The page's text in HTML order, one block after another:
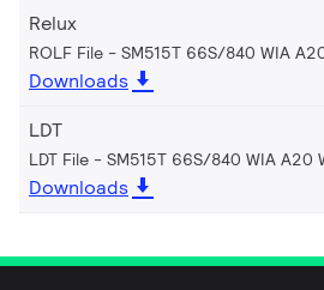
Relux
ROLF File - SM515T 66S/840 WIA
Downloads
LDT
LDT File - SM515T 66S/840 WIA A20
Downloads